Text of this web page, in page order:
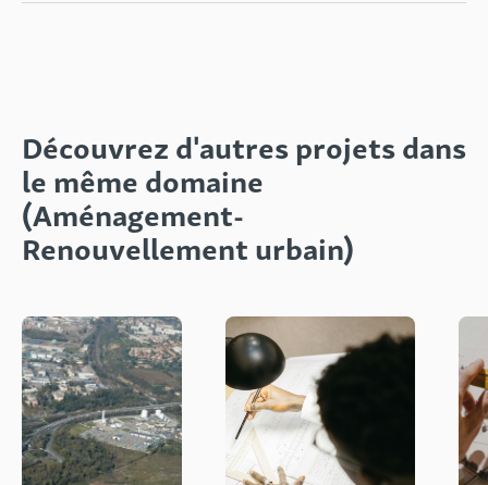
Découvrez d'autres projets dans
le même domaine
(Aménagement-
Renouvellement urbain)